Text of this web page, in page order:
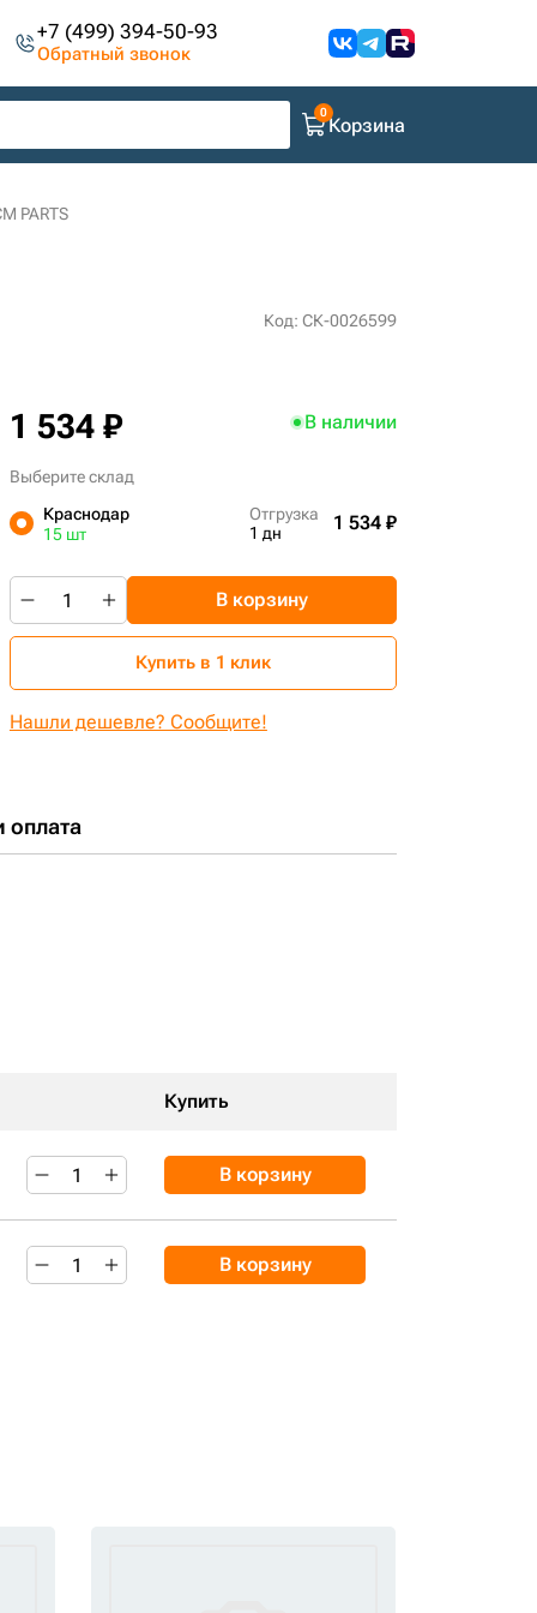
+7 (499) 394-50-93
Обратный звонок
Корзина
PARTS
Код: СК-0026599
1 534 ₽ В наличии
Выберите склад
Краснодар
15 шт
Отгрузка
1 дн
1 534 ₽
В корзину
Купить в 1 клик
Нашли дешевле? Сообщите!
оплата
Купить
В корзину
В корзину